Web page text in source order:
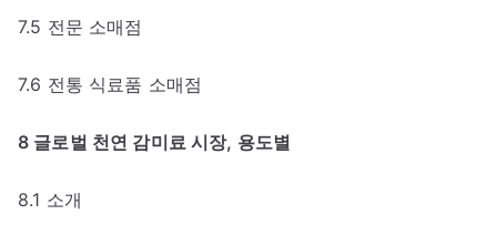
7.5 전문 소매점
7.6 전통 식료품 소매점
8 글로벌 천연 감미료 시장, 용도별
8.1 소개